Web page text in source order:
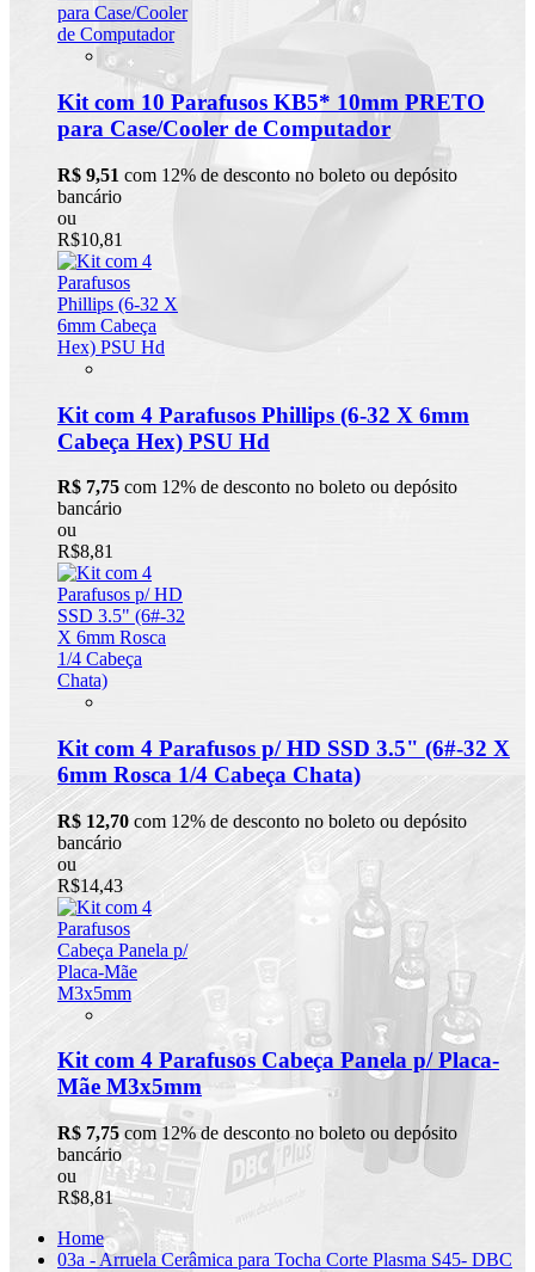
Kit com 10 Parafusos KB5* 10mm PRETO
para Case/Cooler de Computador
R$ 9,51 com 12% de desconto no boleto ou depósito
bancário
ou
R$10,81
Kit com 4 Parafusos Phillips (6-32 X 6mm
Cabeça Hex) PSU Hd
R$ 7,75 com 12% de desconto no boleto ou depósito
bancário
ou
R$8,81
Kit com 4 Parafusos p/ HD SSD 3.5" (6#-32 X
6mm Rosca 1/4 Cabeça Chata)
R$ 12,70 com 12% de desconto no boleto ou depósito
bancário
ou
R$14,43
Kit com 4 Parafusos Cabeça Panela p/ Placa-
Mãe M3x5mm
R$ 7,75com 12% de desconto no boleto ou depósito
bancário
ou
R$8,81
Home
03a - Arruela Cerâmica para Tocha Corte Plasma S45- DBC